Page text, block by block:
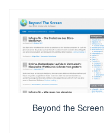
Beyond the Screen